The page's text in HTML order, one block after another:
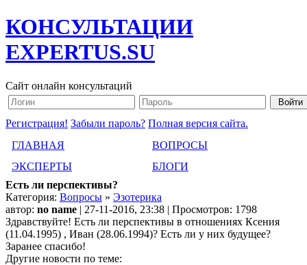
КОНСУЛЬТАЦИИ
EXPERTUS.SU
Сайт онлайн консультаций
Регистрация! Забыли пароль? Полная версия сайта.
ГЛАВНАЯ
ВОПРОСЫ
ЭКСПЕРТЫ
БЛОГИ
Есть ли перспективы?
Категория: Вопросы » Эзотерика
автор: no name | 27-11-2016, 23:38 | Просмотров: 1798
Здравствуйте! Есть ли перспективы в отношениях Ксения
(11.04.1995) , Иван (28.06.1994)? Есть ли у них будущее?
Заранее спасибо!
Другие новости по теме: